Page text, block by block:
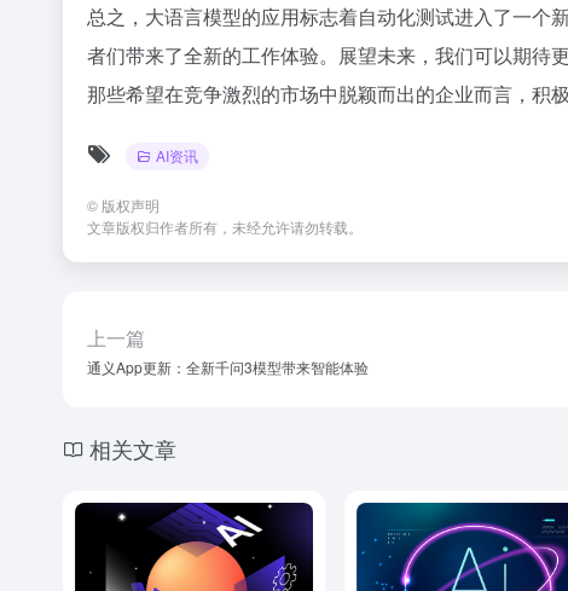
总之，大语言模型的应用标志着自动化测试进入了一个
者们带来了全新的工作体验。展望未来，我们可以期待
那些希望在竞争激烈的市场中脱颖而出的企业而言，积
AI资讯
© 版权声明
文章版权归作者所有，未经允许请勿转载。
上一篇
通义App更新：全新千问3模型带来智能体验
相关文章